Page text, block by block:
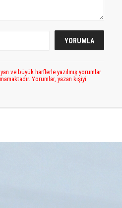
ve büyük harflerle yazılmış yorumlar
Yorumlar, yazan kişiyi